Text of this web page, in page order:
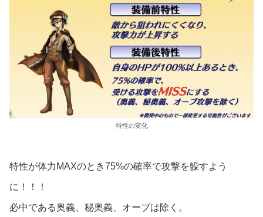
特性の変化
特性が体力MAXのとき75%の確率で攻撃を躱すよう
に！！！
必中である奥義、秘奥義、オーブは除く。